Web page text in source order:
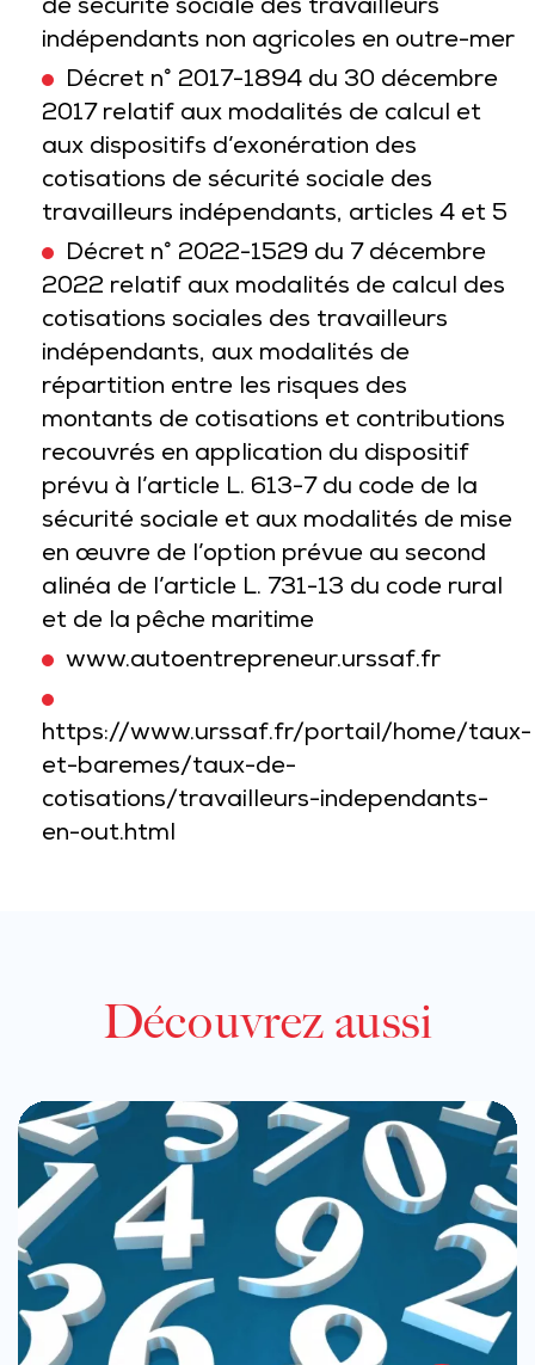
de sécurité sociale des travailleurs
indépendants non agricoles en outre-mer
Décret n° 2017-1894 du 30 décembre
2017 relatif aux modalités de calcul et
aux dispositifs d’exonération des
cotisations de sécurité sociale des
travailleurs indépendants, articles 4 et 5
Décret n° 2022-1529 du 7 décembre
2022 relatif aux modalités de calcul des
cotisations sociales des travailleurs
indépendants, aux modalités de
répartition entre les risques des
montants de cotisations et contributions
recouvrés en application du dispositif
prévu à l’article L. 613-7 du code de la
sécurité sociale et aux modalités de mise
en œuvre de l’option prévue au second
alinéa de l’article L. 731-13 du code rural
et de la pêche maritime
www.autoentrepreneur.urssaf.fr
https://www.urssaf.fr/portail/home/taux-
et-baremes/taux-de-
cotisations/travailleurs-independants-
en-out.html
Découvrez aussi